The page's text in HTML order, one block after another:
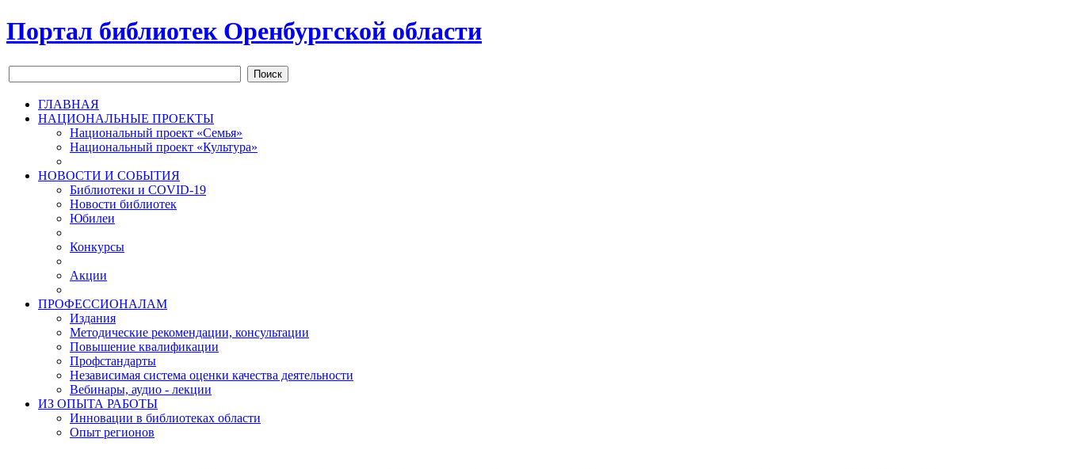
Портал библиотек Оренбургской области
Поиск
ГЛАВНАЯ
НАЦИОНАЛЬНЫЕ ПРОЕКТЫ
Национальный проект «Семья»
Национальный проект «Культура»
НОВОСТИ И СОБЫТИЯ
Библиотеки и COVID-19
Новости библиотек
Юбилеи
Конкурсы
Акции
ПРОФЕССИОНАЛАМ
Издания
Методические рекомендации, консультации
Повышение квалификации
Профстандарты
Независимая система оценки качества деятельности
Вебинары, аудио - лекции
ИЗ ОПЫТА РАБОТЫ
Инновации в библиотеках области
Опыт регионов